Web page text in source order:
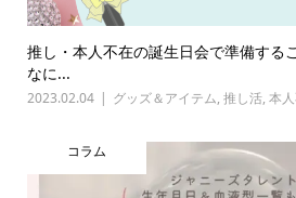
推し・本人不在の誕生日会で準備する
なに...
2023.02.04 グッズ＆アイテム, 推し活, 本
コラム